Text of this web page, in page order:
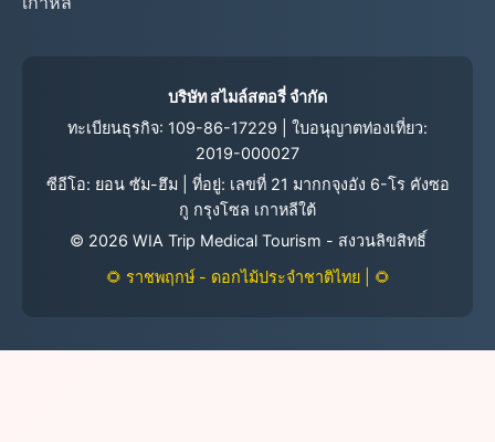
บริษัท สไมล์สตอรี่ จำกัด
ทะเบียนธุรกิจ: 109-86-17229 | ใบอนุญาตท่องเที่ยว:
2019-000027
ซีอีโอ: ยอน ซัม-ฮึม | ที่อยู่: เลขที่ 21 มากกจุงอัง 6-โร คังซอ
กู กรุงโซล เกาหลีใต้
© 2026 WIA Trip Medical Tourism - สงวนลิขสิทธิ์
🌻 ราชพฤกษ์ - ดอกไม้ประจำชาติไทย | 🌻